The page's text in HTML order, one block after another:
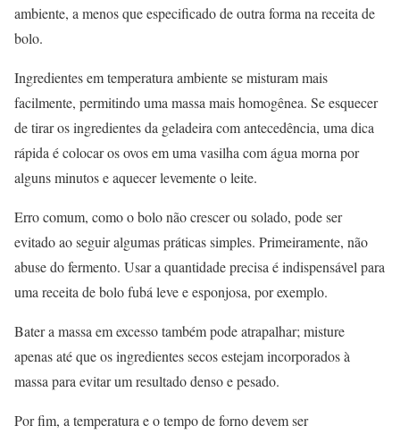
ambiente, a menos que especificado de outra forma na receita de
bolo.
Ingredientes em temperatura ambiente se misturam mais
facilmente, permitindo uma massa mais homogênea. Se esquecer
de tirar os ingredientes da geladeira com antecedência, uma dica
rápida é colocar os ovos em uma vasilha com água morna por
alguns minutos e aquecer levemente o leite.
Erro comum, como o bolo não crescer ou solado, pode ser
evitado ao seguir algumas práticas simples. Primeiramente, não
abuse do fermento. Usar a quantidade precisa é indispensável para
uma receita de bolo fubá leve e esponjosa, por exemplo.
Bater a massa em excesso também pode atrapalhar; misture
apenas até que os ingredientes secos estejam incorporados à
massa para evitar um resultado denso e pesado.
Por fim, a temperatura e o tempo de forno devem ser